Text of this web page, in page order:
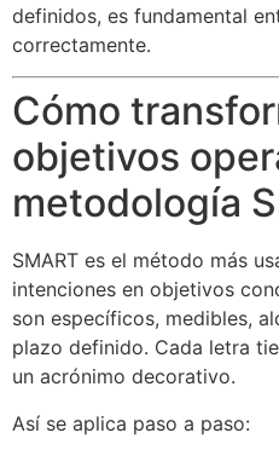
definidos, es fundamental
correctamente.
Cómo
objetivos
metodología
SMART es el método más
intenciones en objetivos
son específicos, medibles,
plazo definido. Cada letra
un acrónimo decorativo.
Así se aplica paso a paso: